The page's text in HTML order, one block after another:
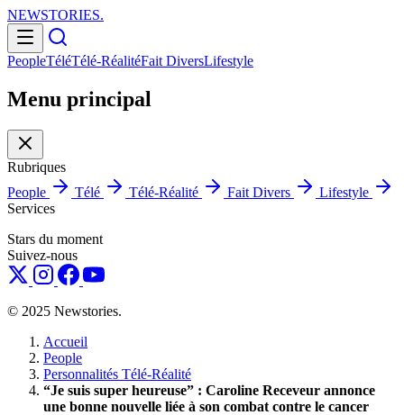
NEWSTORIES.
PeopleTéléTélé-RéalitéFait DiversLifestyle
Menu principal
Rubriques
People
Télé Télé-Réalité Fait Divers
Lifestyle
Services
Stars du moment
Suivez-nous
© 2025 Newstories.
Accueil
People
Personnalités Télé-Réalité
“Je suis super heureuse” : Caroline Receveur annonce
une bonne nouvelle liée à son combat contre le cancer